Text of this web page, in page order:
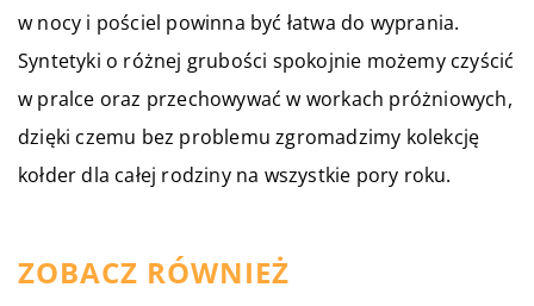
w nocy i pościel powinna być łatwa do wyprania.
Syntetyki o różnej grubości spokojnie możemy czyścić
w pralce oraz przechowywać w workach próżniowych,
dzięki czemu bez problemu zgromadzimy kolekcję
kołder dla całej rodziny na wszystkie pory roku.
ZOBACZ RÓWNIEŻ